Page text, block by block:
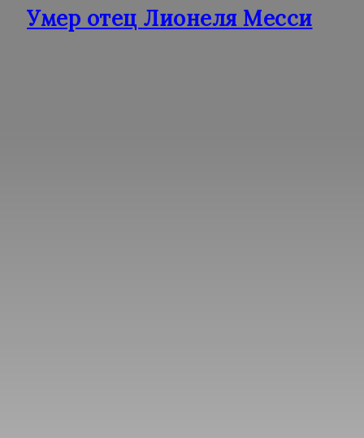
Умер отец Лионеля Месси